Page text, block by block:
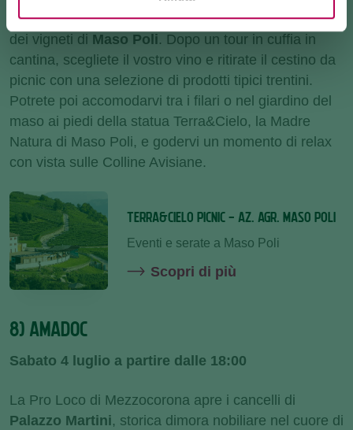
Vivete un’esperienza di gusto immersi nella quiete
dei vigneti di Maso Poli. Dopo un tour in cuffia in
cantina, scegliete il vostro vino e ritirate il cestino da
picnic con una selezione di prodotti tipici trentini.
Potrete poi accomodarvi tra i filari o nel giardino del
maso ai piedi della statua Terra&Cielo, la Madre
Natura di Maso Poli, e godervi un momento di relax
con vista sulle Colline Avisiane.
TERRA&CIELO PICNIC - AZ. AGR. MASO POLI
Eventi e serate a Maso Poli
Scopri di più
8) AMADOC
Sabato 4 luglio a partire dalle 18:00
La Pro Loco di Mezzocorona apre i cancelli di
Palazzo Martini, storica dimora nobiliare nel cuore di